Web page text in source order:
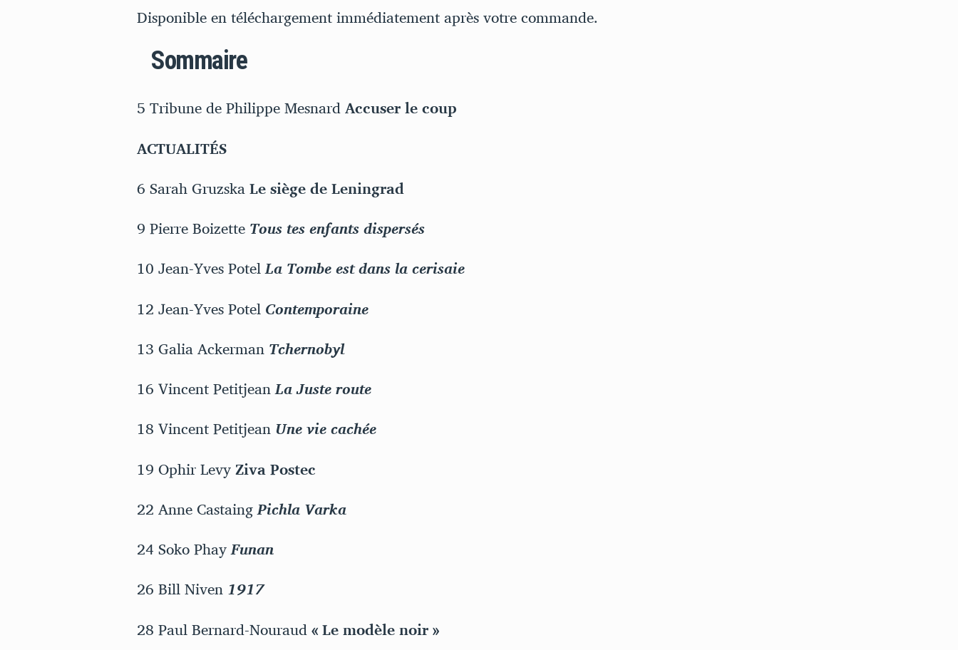
et
de
Disponible en téléchargement immédiatement après votre commande.
Sommaire
5 Tribune de Philippe MesnardAccuser le coup
ACTUALITÉS
6 Sarah GruzskaLe siège de Leningrad
9 Pierre BoizetteTous tes enfants dispersés
10 Jean-Yves PotelLa Tombe est dans la cerisaie
12 Jean-Yves PotelContemporaine
13 Galia AckermanTchernobyl
16 Vincent PetitjeanLa Juste route
18 Vincent Petitjean Une vie cachée
19 Ophir LevyZiva Postec
22 Anne CastaingPichla Varka
24 Soko PhayFunan
26 Bill Niven1917
28 Paul Bernard-Nouraud« Le modèle noir »